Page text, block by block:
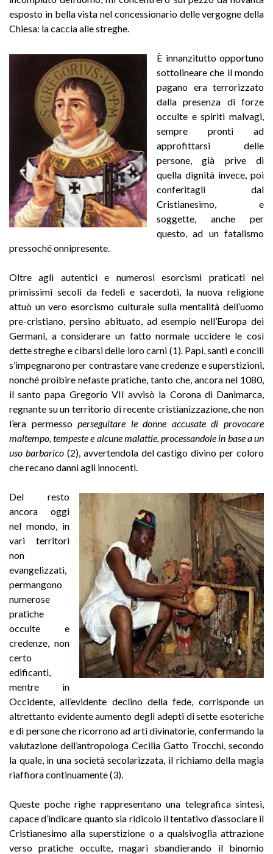
esposto in bella vista nel concessionario delle vergogne della
Chiesa: la caccia alle streghe.
È innanzitutto opportuno
sottolineare che il mondo
pagano era terrorizzato
dalla presenza di forze
occulte e spiriti malvagi,
sempre pronti ad
approfittarsi delle
persone, già prive di
quella dignità invece, poi
conferitagli dal
Cristianesimo, e
soggette, anche per
questo, ad un fatalismo
pressoché onnipresente.
Oltre agli autentici e numerosi esorcismi praticati nei
primissimi secoli da fedeli e sacerdoti, la nuova religione
attuò un vero esorcismo culturale sulla mentalità dell’uomo
pre-cristiano, persino abituato, ad esempio nell’Europa dei
Germani, a considerare un fatto normale uccidere le così
dette streghe e cibarsi delle loro carni (1). Papi, santi e concili
s’impegnarono per contrastare vane credenze e superstizioni,
nonché proibire nefaste pratiche, tanto che, ancora nel 1080,
il santo papa Gregorio VII avvisò la Corona di Danimarca,
regnante su un territorio di recente cristianizzazione, che non
l’era permessoperseguitare le donne accusate di provocare
maltempo, tempeste e alcune malattie, processandole in base a un
uso barbarico(2), avvertendola del castigo divino per coloro
che recano danni agli innocenti.
Del resto
ancora oggi
nel mondo, in
vari territori
non
evangelizzati,
permangono
numerose
pratiche
occulte e
credenze, non
certo
edificanti,
mentre in
Occidente, all’evidente declino della fede, corrisponde un
altrettanto evidente aumento degli adepti di sette esoteriche
e di persone che ricorrono ad arti divinatorie, confermando la
valutazione dell’antropologa Cecilia Gatto Trocchi, secondo
la quale, in una società secolarizzata, il richiamo della magia
riaffiora continuamente (3).
Queste poche righe rappresentano una telegrafica sintesi,
capace d’indicare quanto sia ridicolo il tentativo d’associare il
Cristianesimo alla superstizione o a qualsivoglia attrazione
verso pratiche occulte, magari sbandierando il binomio